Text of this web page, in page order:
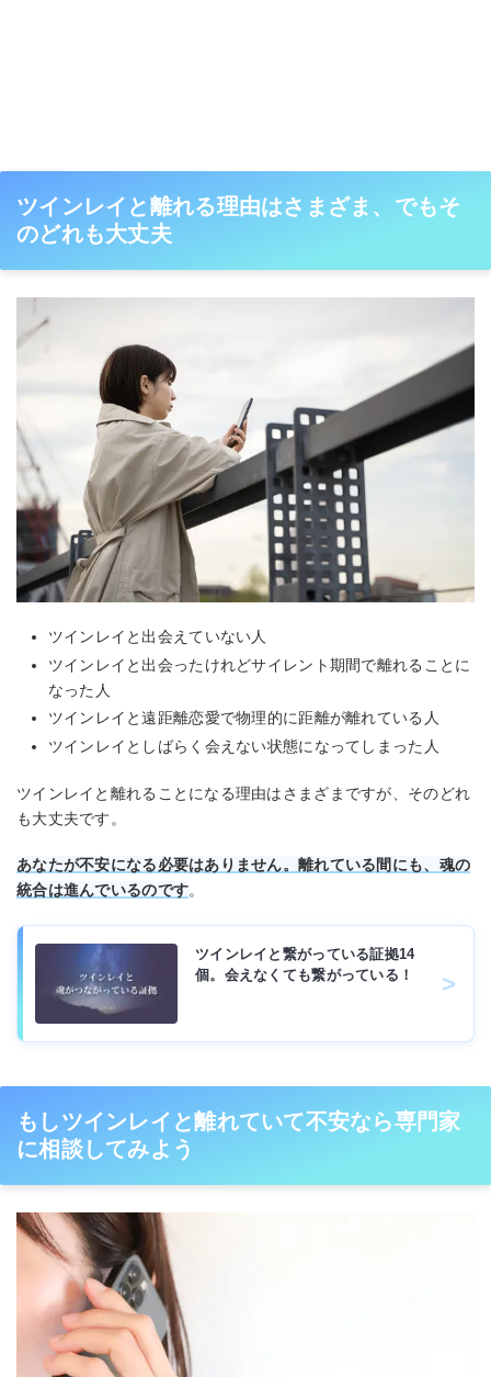
ツインレイと離れる理由はさまざま、でもそ
のどれも大丈夫
ツインレイと出会えていない人
ツインレイと出会ったけれどサイレント期間で離れることに
なった人
ツインレイと遠距離恋愛で物理的に距離が離れている人
ツインレイとしばらく会えない状態になってしまった人
ツインレイと離れることになる理由はさまざまですが、そのどれ
も大丈夫です。
あなたが不安になる必要はありません。離れている間にも、魂の
統合は進んでいるのです。
ツインレイと繋がっている証拠14
個。会えなくても繋がっている！
もしツインレイと離れていて不安なら専門家
に相談してみよう